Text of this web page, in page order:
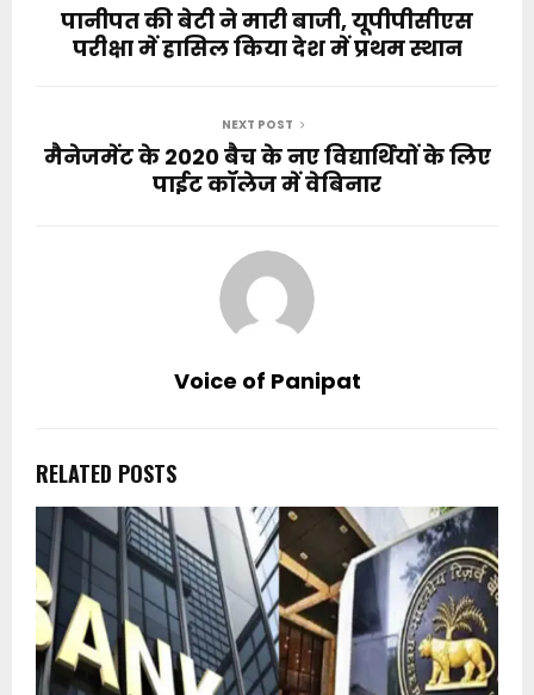
पानीपत की बेटी ने मारी बाजी, यूपीपीसीएस
परीक्षा में हासिल किया देश में प्रथम स्थान
NEXT POST
मैनेजमेंट के 2020 बैच के नए विद्यार्थियों के लिए
पाईट कॉलेज में वेबिनार
Voice of Panipat
RELATED POSTS